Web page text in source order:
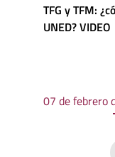
TFG y TFM:
UNED? VIDEO
07 de febrero